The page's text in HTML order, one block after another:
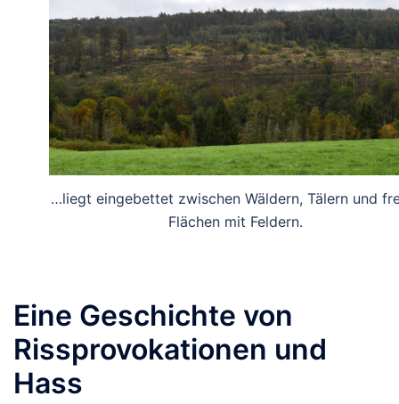
…liegt eingebettet zwischen Wäldern, Tälern und
Flächen mit Feldern.
Eine Geschichte von
Rissprovokationen und
Hass